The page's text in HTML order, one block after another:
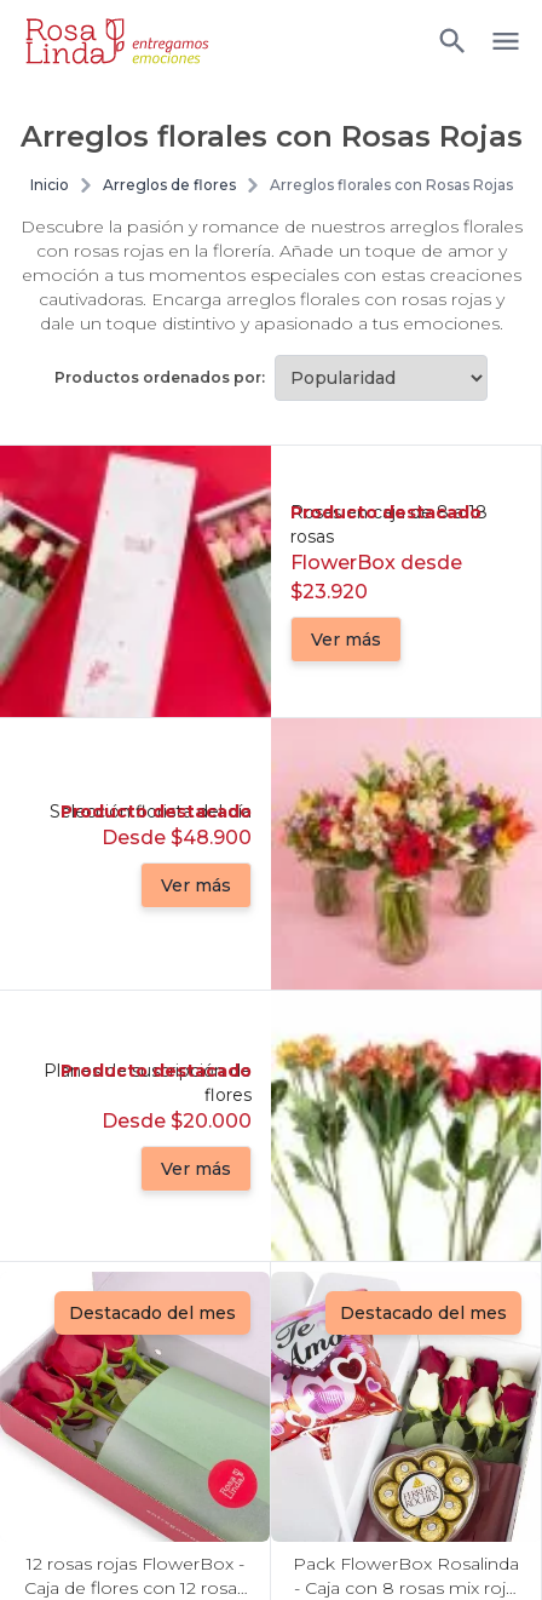
Arreglos florales con Rosas Rojas
Inicio Arreglos de flores Arreglos florales con Rosas Rojas
Descubre la pasión y romance de nuestros arreglos florales
con rosas rojas en la florería. Añade un toque de amor y
emoción a tus momentos especiales con estas creaciones
cautivadoras. Encarga arreglos florales con rosas rojas y
dale un toque distintivo y apasionado a tus emociones.
Productos ordenados por:
Producto destacado
Rosas en caja de 8 a 18
rosas
FlowerBox desde
$23.920
Ver más
Producto destacado
Selección florista del día
Desde $48.900
Ver más
Producto destacado
Planes de suscripción de
flores
Desde $20.000
Ver más
Destacado del mes
12 rosas rojas FlowerBox -
Caja de flores con 12 rosas
Destacado del mes
Pack FlowerBox Rosalinda
- Caja con 8 rosas mix rojo